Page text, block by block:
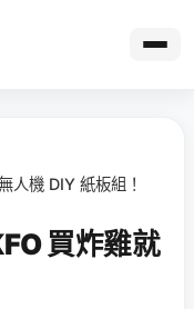
人機 DIY 紙板組！
買炸雞就